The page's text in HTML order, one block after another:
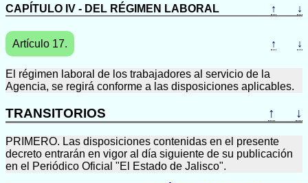
CAPÍTULO IV - DEL RÉGIMEN LABORAL ↑ ↓
Artículo 17. ↑ ↓
El régimen laboral de los trabajadores al servicio de la
Agencia, se regirá conforme a las disposiciones aplicables.
TRANSITORIOS ↑ ↓
PRIMERO. Las disposiciones contenidas en el presente
decreto entrarán en vigor al día siguiente de su publicación
en el Periódico Oficial "El Estado de Jalisco".